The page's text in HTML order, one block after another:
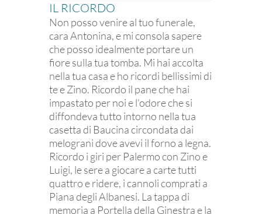
IL RICORDO
Non posso venire al tuo funerale,
cara Antonina, e mi consola sapere
che posso idealmente portareun
fiore sulla tua tomba. Mi hai accolta
nella tua casa e ho ricordi bellissimi di
te e Zino. Ricordo il pane che hai
impastato per noi e l’odore che si
diffondeva tutto intorno nella tua
casetta di Baucina circondata dai
melograni dove avevi il forno a legna.
Ricordo i giri per Palermo con Zino e
Luigi, le sere a giocare a carte tutti
quattro e ridere, i cannoli comprati a
Piana degli Albanesi. La tappa di
memoria a Portella della Ginestra e la